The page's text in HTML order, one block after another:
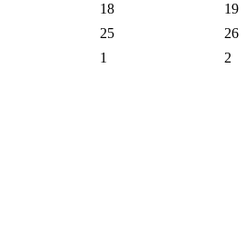
18
19
25
26
1 2